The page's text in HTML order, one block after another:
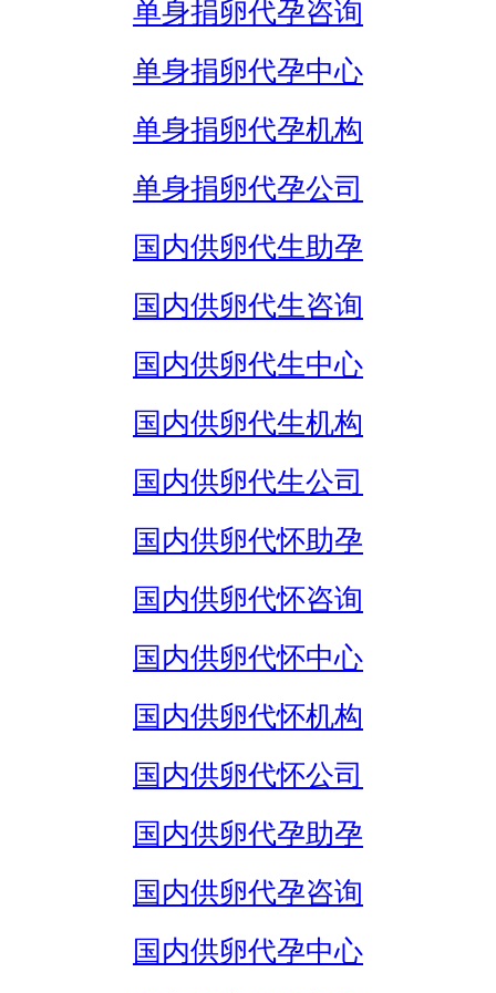
单身捐卵代孕咨询
单身捐卵代孕中心
单身捐卵代孕机构
单身捐卵代孕公司
国内供卵代生助孕
国内供卵代生咨询
国内供卵代生中心
国内供卵代生机构
国内供卵代生公司
国内供卵代怀助孕
国内供卵代怀咨询
国内供卵代怀中心
国内供卵代怀机构
国内供卵代怀公司
国内供卵代孕助孕
国内供卵代孕咨询
国内供卵代孕中心